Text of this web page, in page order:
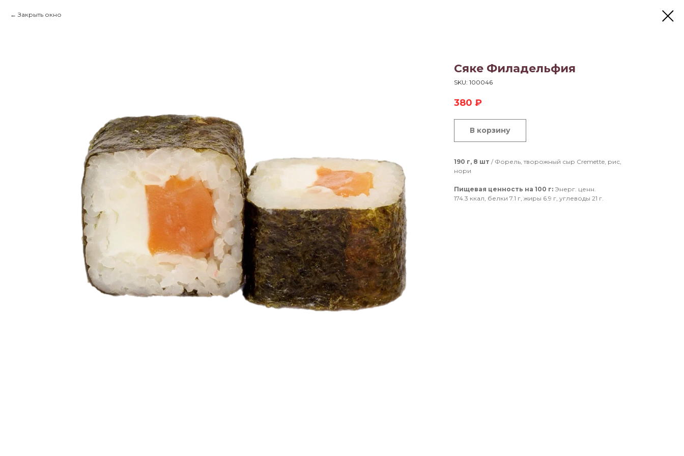
Закрыть окно
Сяке Филадельфия
SKU: 100046
380 ₽
В корзину
190 г, 8 шт / Форель, творожный сыр Cremette, рис,
нори
Пищевая ценность на 100 г: Энерг. ценн.
174.3 ккал, белки 7.1 г, жиры 6.9 г, углеводы 21 г.